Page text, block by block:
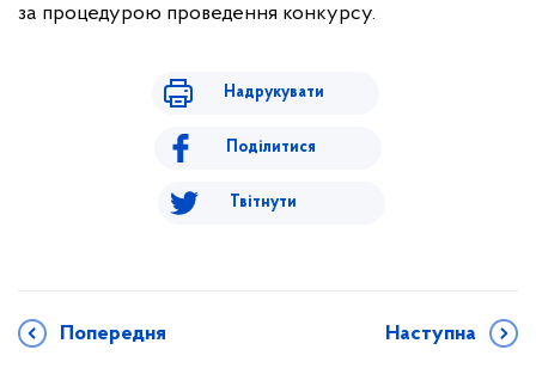
за процедурою проведення конкурсу.
Надрукувати
Поділитися
Твітнути
Попередня Наступна